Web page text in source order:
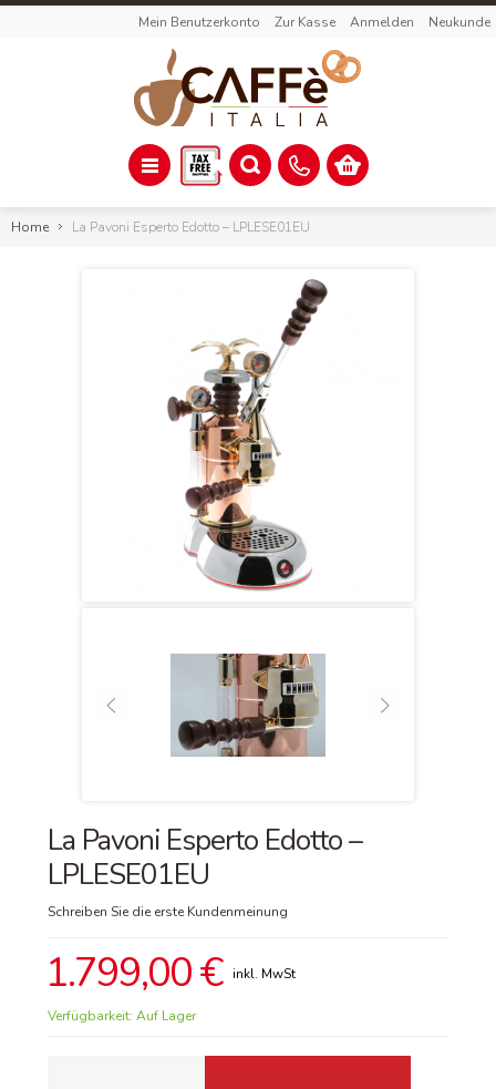
Mein Benutzerkonto Zur Kasse Anmelden Neukunde
Home La Pavoni Esperto Edotto – LPLESE01EU
La Pavoni Esperto Edotto –
LPLESE01EU
Schreiben Sie die erste Kundenmeinung
1.799,00 €
Verfügbarkeit: Auf Lager